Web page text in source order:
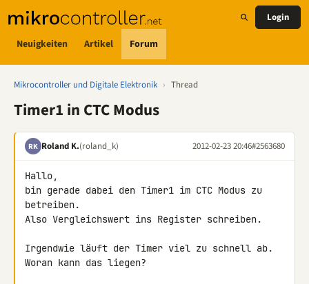
Neuigkeiten Artikel Forum
Login
Mikrocontroller und Digitale Elektronik › Thread
Timer1 in CTC Modus
RK Roland K.(roland_k) 2012-02-23 20:46#2563680
Hallo,
bin gerade dabei den Timer1 im CTC Modus zu
betreiben.
Also Vergleichswert ins Register schreiben.
Irgendwie läuft der Timer viel zu schnell ab.
Woran kann das liegen?